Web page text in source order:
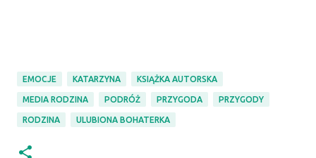
EMOCJE KATARZYNA KSIĄŻKA AUTORSKA
MEDIA RODZINA PODRÓŻ PRZYGODA PRZYGODY
RODZINA ULUBIONA BOHATERKA